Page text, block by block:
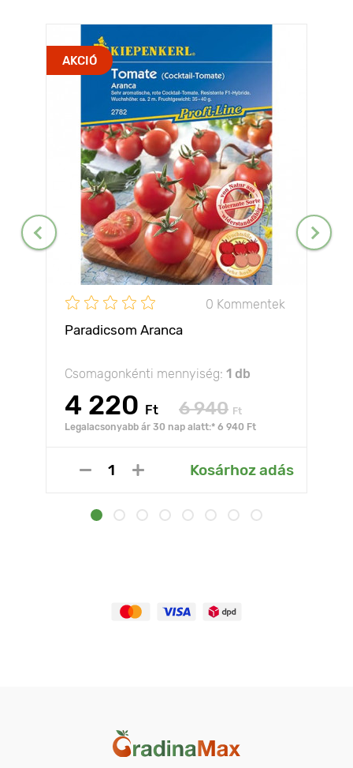
AKCIÓ
0 Kommentek
Paradicsom Aranca
Csomagonkénti mennyiség: 1 db
4 220 Ft 6 940 Ft
Legalacsonyabb ár 30 nap alatt:* 6 940 Ft
Kosárhoz adás